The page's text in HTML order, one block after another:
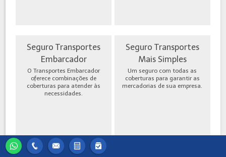
Seguro Transportes
Embarcador
O Transportes Embarcador
oferece combinações de
coberturas para atender às
necessidades.
Seguro Transportes
Mais Simples
Um seguro com todas as
coberturas para garantir as
mercadorias de sua empresa.